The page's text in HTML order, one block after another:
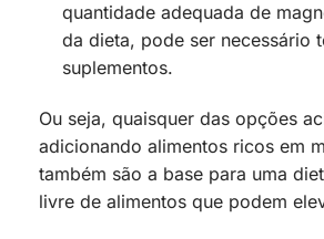
quantidade adequada de
da dieta, pode ser necessário
suplementos.
Ou seja, quaisquer das opções
adicionando alimentos ricos em
também são a base para uma
livre de alimentos que podem